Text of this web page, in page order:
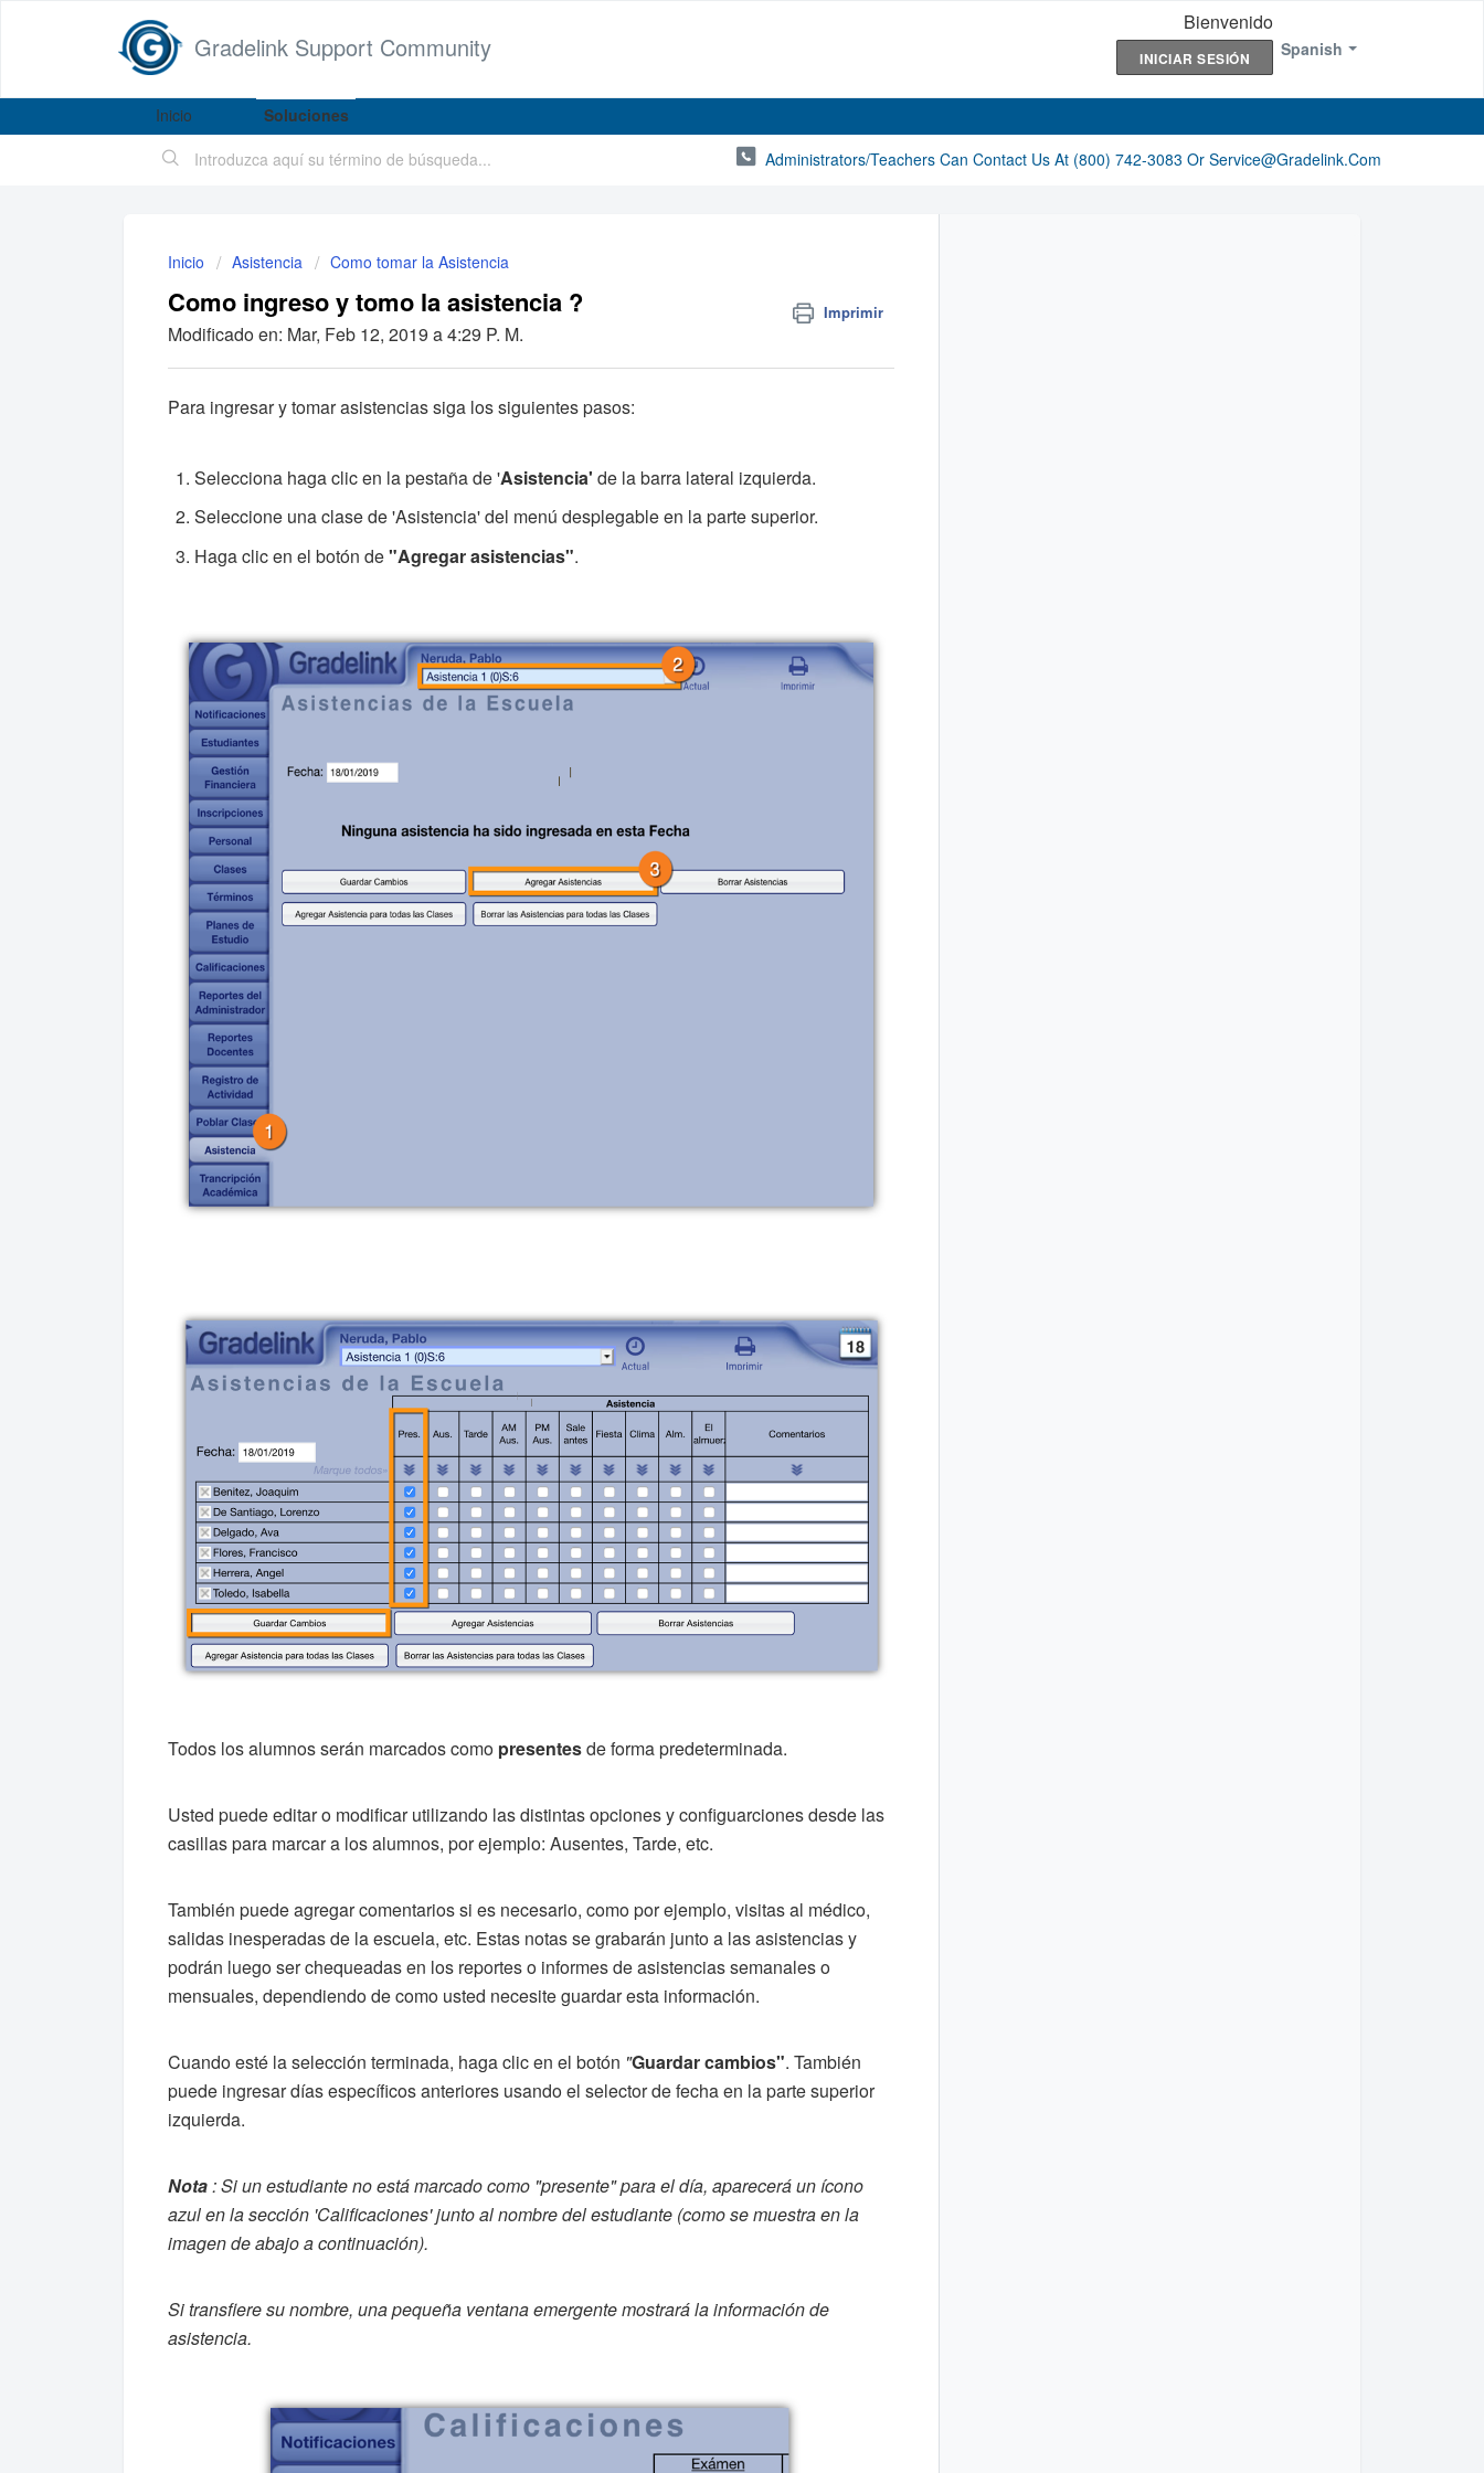
Gradelink Support Community Spanish
Bienvenido
INICIAR SESIÓN
Inicio
Soluciones
Administrators/Teachers Can Contact Us At (800) 742-3083 Or Service@gradelink.com
Inicio Asistencia Como tomar la Asistencia
Como ingreso y tomo la asistencia ? Imprimir
Modificado en: Mar, Feb 12, 2019 a 4:29 P. M.
Para ingresar y tomar asistencias siga los siguientes pasos:
Selecciona haga clic en la pestaña de 'Asistencia' de la barra lateral izquierda.
Seleccione una clase de 'Asistencia' del menú desplegable en la parte superior.
Haga clic en el botón de"Agregar asistencias".
Todos los alumnos serán marcados como presentesde forma predeterminada.
Usted puede editar o modificar utilizando las distintas opciones y configuarciones desde las
casillas para marcar a los alumnos, por ejemplo: Ausentes, Tarde, etc.
También puede agregar comentarios si es necesario, como por ejemplo, visitas al médico,
salidas inesperadas de la escuela, etc. Estas notas se grabarán junto a las asistencias y
podrán luego ser chequeadas en los reportes o informes de asistencias semanales o
mensuales, dependiendo de como usted necesite guardar esta información.
Cuando esté la selección terminada, haga clic en el botón "Guardar cambios". También
puede ingresar días específicos anteriores usando el selector de fecha en la parte superior
izquierda.
Nota: Si un estudiante no está marcado como "presente" para el día, aparecerá un ícono
azul en la sección 'Calificaciones' junto al nombre del estudiante (como se muestra en la
imagen de abajo a continuación).
Si transfiere su nombre, una pequeña ventana emergente mostrará la información de
asistencia.